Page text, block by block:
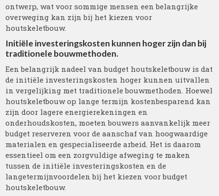
ontwerp, wat voor sommige mensen een belangrijke
overweging kan zijn bij het kiezen voor
houtskeletbouw.
Initiële investeringskosten kunnen hoger zijn dan bij
traditionele bouwmethoden.
Een belangrijk nadeel van budget houtskeletbouw is dat
de initiële investeringskosten hoger kunnen uitvallen
in vergelijking met traditionele bouwmethoden. Hoewel
houtskeletbouw op lange termijn kostenbesparend kan
zijn door lagere energierekeningen en
onderhoudskosten, moeten bouwers aanvankelijk meer
budget reserveren voor de aanschaf van hoogwaardige
materialen en gespecialiseerde arbeid. Het is daarom
essentieel om een zorgvuldige afweging te maken
tussen de initiële investeringskosten en de
langetermijnvoordelen bij het kiezen voor budget
houtskeletbouw.